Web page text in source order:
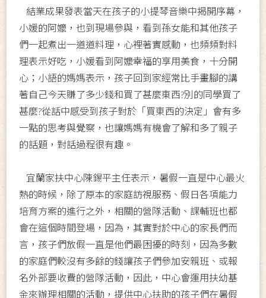
結業成果發表當天在孩子的小提琴音樂中揭開序幕，
小媛的阿嬤，也到現場參與，看到孫女能和其他孩子
們一起煮出一道道料理，心裡著實感動，也頻頻對料
理表示好吃，小媛看到阿嬤幸福的享用美食，十分開
心；小語的媽媽表示，孩子回到家經常比手畫腳的講
著自己今天賺了多少錢和買了甚麼東西?別的同學買了
甚麼?從話中感受到孩子對於「買東西的決定」會有多
一點的思考與覺察，也讓媽媽有機會了解和多了親子
的話題，對話過程很有趣。
宜蘭家扶中心陳錫平主任表示，暑假一直是中心最火
熱的時候，除了原本的家庭訪視服務、假日各項能力
培育方案的進行之外，相關的營隊活動、課輔班也都
會在這個時間登場，因為，其實對於中心的家長們而
言，孩子們放假一直是他們最困擾的時刻，因為多數
的家庭們較沒有多餘的錢讓孩子們參加安親班、或報
名外部要收費的營隊活動，因此，中心會運用扶幼基
金來辦理相關的活動，提供中心扶助的孩子們在暑假